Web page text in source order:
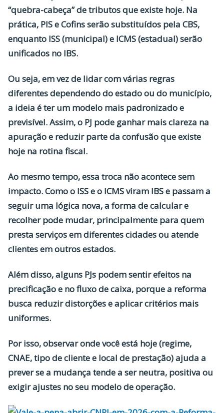
“quebra-cabeça” de tributos que existe hoje. Na
prática, PIS e Cofinsserão substituídos pela CBS,
enquanto ISS (municipal) e ICMS (estadual)serão
unificados no IBS.
Ou seja, em vez de lidar com várias regras
diferentes dependendo do estado ou do município,
a ideia é ter um modelo mais padronizado e
previsível. Assim, o PJ pode ganhar mais clareza na
apuração e reduzir parte da confusão que existe
hoje na rotina fiscal.
Ao mesmo tempo, essa troca não acontece sem
impacto. Como o ISS e o ICMS viram IBS e passam a
seguir uma lógica nova,a forma de calcular e
recolher pode mudar, principalmente para quem
presta serviços em diferentes cidades ou atende
clientes em outros estados.
Além disso, alguns PJs podem sentir efeitos na
precificação e no fluxo de caixa, porque a reforma
busca reduzir distorções e aplicar critérios mais
uniformes.
Por isso, observar onde você está hoje (regime,
CNAE, tipo de cliente e local de prestação) ajuda a
prever se a mudança tende a ser neutra, positiva ou
exigir ajustes no seu modelo de operação.